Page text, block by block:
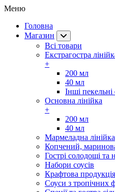
Меню
Головна
Магазин
Всі товари
Екстрагостра
+
200 мл
40 мл
Інші
Основна лінійка
+
200 мл
40 мл
Мармеладна лінійка
Копчений,
Гострі солодощі та
Набори соусів
Крафтова продукція
Соуси з тропічних